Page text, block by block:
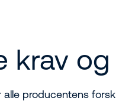
krav
producentens